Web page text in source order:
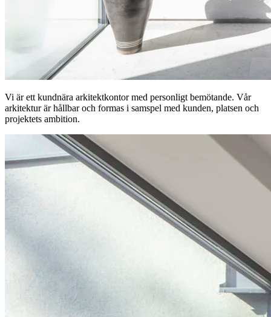
Vi är ett kundnära arkitektkontor med personligt bemötande. Vår
arkitektur är hållbar och formas i samspel med kunden, platsen och
projektets ambition.